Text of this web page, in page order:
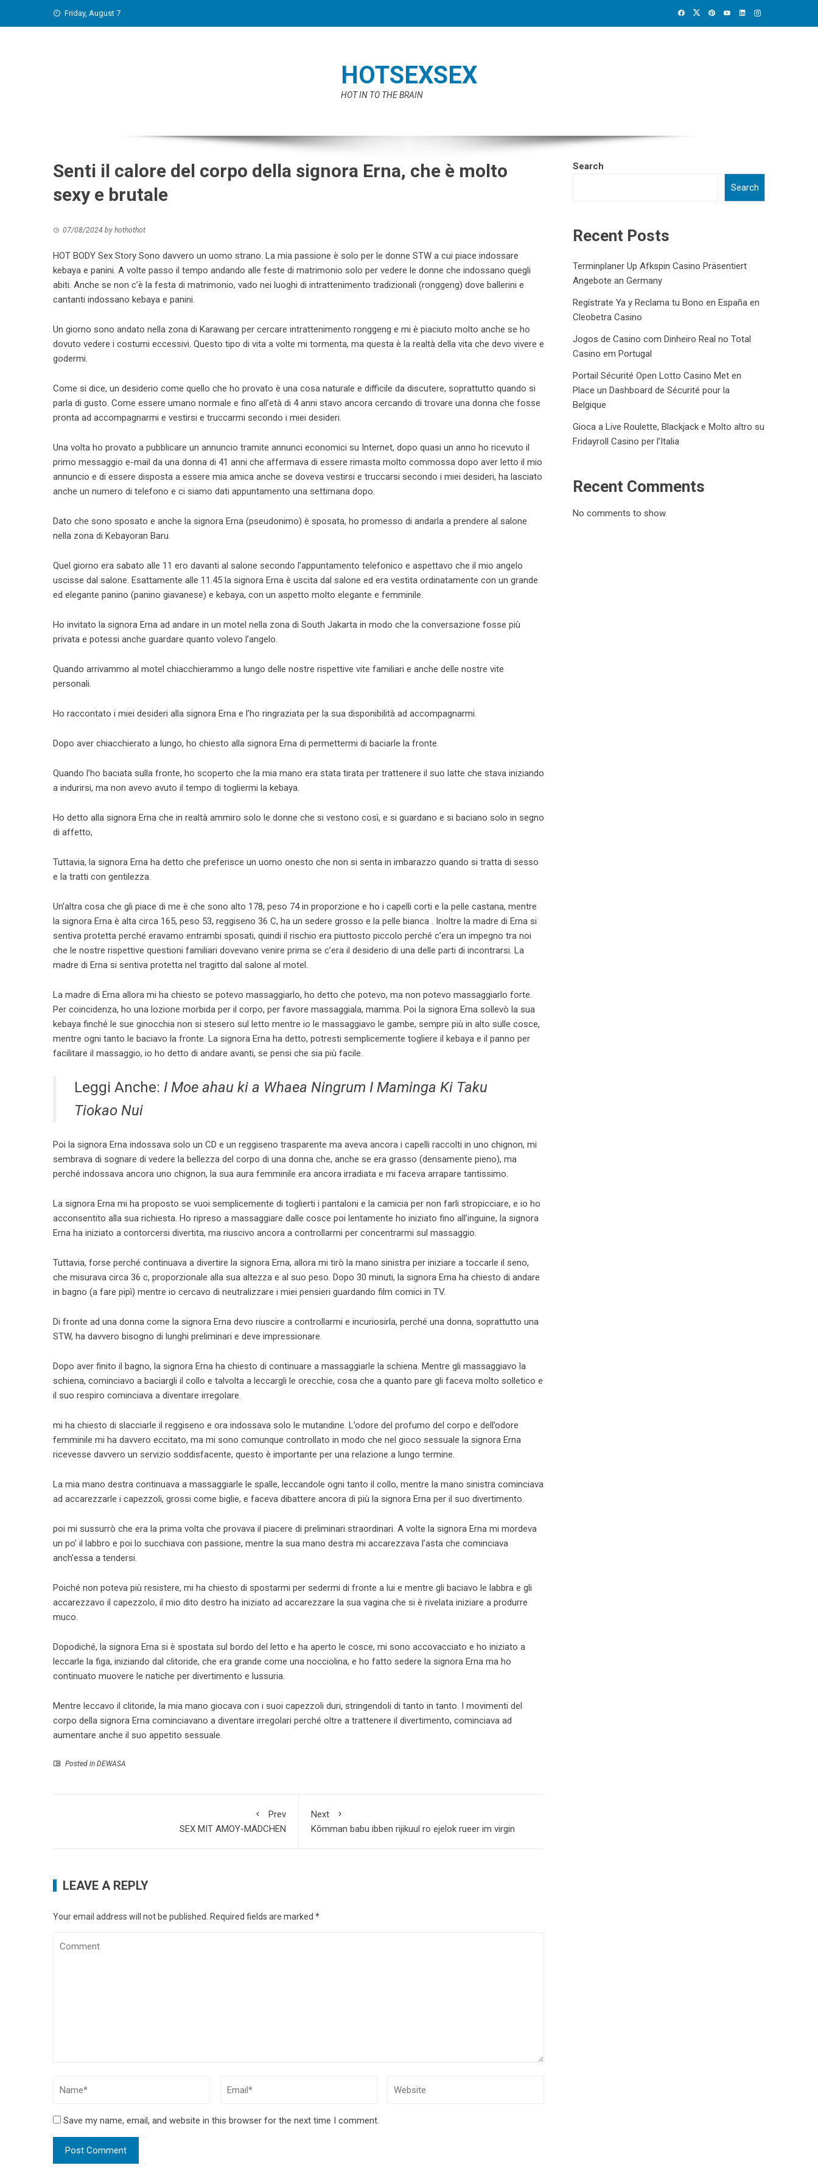
Friday, August 7
HOTSEXSEX
HOT IN TO THE BRAIN
Senti il ​​calore del corpo della signora Erna, che è molto
sexy e brutale
07/08/2024 by hothothot
HOT BODY Sex Story Sono davvero un uomo strano. La mia passione è solo per le donne STW a cui piace indossare
kebaya e panini. A volte passo il tempo andando alle feste di matrimonio solo per vedere le donne che indossano quegli
abiti. Anche se non c’è la festa di matrimonio, vado nei luoghi di intrattenimento tradizionali (ronggeng) dove ballerini e
cantanti indossano kebaya e panini.
Un giorno sono andato nella zona di Karawang per cercare intrattenimento ronggeng e mi è piaciuto molto anche se ho
dovuto vedere i costumi eccessivi. Questo tipo di vita a volte mi tormenta, ma questa è la realtà della vita che devo vivere e
godermi.
Come si dice, un desiderio come quello che ho provato è una cosa naturale e difficile da discutere, soprattutto quando si
parla di gusto. Come essere umano normale e fino all’età di 4 anni stavo ancora cercando di trovare una donna che fosse
pronta ad accompagnarmi e vestirsi e truccarmi secondo i miei desideri.
Una volta ho provato a pubblicare un annuncio tramite annunci economici su Internet, dopo quasi un anno ho ricevuto il
primo messaggio e-mail da una donna di 41 anni che affermava di essere rimasta molto commossa dopo aver letto il mio
annuncio e di essere disposta a essere mia amica anche se doveva vestirsi e truccarsi secondo i miei desideri, ha lasciato
anche un numero di telefono e ci siamo dati appuntamento una settimana dopo.
Dato che sono sposato e anche la signora Erna (pseudonimo) è sposata, ho promesso di andarla a prendere al salone
nella zona di Kebayoran Baru.
Quel giorno era sabato alle 11 ero davanti al salone secondo l’appuntamento telefonico e aspettavo che il mio angelo
uscisse dal salone. Esattamente alle 11.45 la signora Erna è uscita dal salone ed era vestita ordinatamente con un grande
ed elegante panino (panino giavanese) e kebaya, con un aspetto molto elegante e femminile.
Ho invitato la signora Erna ad andare in un motel nella zona di South Jakarta in modo che la conversazione fosse più
privata e potessi anche guardare quanto volevo l’angelo.
Quando arrivammo al motel chiacchierammo a lungo delle nostre rispettive vite familiari e anche delle nostre vite
personali.
Ho raccontato i miei desideri alla signora Erna e l’ho ringraziata per la sua disponibilità ad accompagnarmi.
Dopo aver chiacchierato a lungo, ho chiesto alla signora Erna di permettermi di baciarle la fronte.
Quando l’ho baciata sulla fronte, ho scoperto che la mia mano era stata tirata per trattenere il suo latte che stava iniziando
a indurirsi, ma non avevo avuto il tempo di togliermi la kebaya.
Ho detto alla signora Erna che in realtà ammiro solo le donne che si vestono così, e si guardano e si baciano solo in segno
di affetto,
Tuttavia, la signora Erna ha detto che preferisce un uomo onesto che non si senta in imbarazzo quando si tratta di sesso
e la tratti con gentilezza.
Un’altra cosa che gli piace di me è che sono alto 178, peso 74 in proporzione e ho i capelli corti e la pelle castana, mentre
la signora Erna è alta circa 165, peso 53, reggiseno 36 C, ha un sedere grosso e la pelle bianca . Inoltre la madre di Erna si
sentiva protetta perché eravamo entrambi sposati, quindi il rischio era piuttosto piccolo perché c’era un impegno tra noi
che le nostre rispettive questioni familiari dovevano venire prima se c’era il desiderio di una delle parti di incontrarsi. La
madre di Erna si sentiva protetta nel tragitto dal salone al motel.
La madre di Erna allora mi ha chiesto se potevo massaggiarlo, ho detto che potevo, ma non potevo massaggiarlo forte.
Per coincidenza, ho una lozione morbida per il corpo, per favore massaggiala, mamma. Poi la signora Erna sollevò la sua
kebaya finché le sue ginocchia non si stesero sul letto mentre io le massaggiavo le gambe, sempre più in alto sulle cosce,
mentre ogni tanto le baciavo la fronte. La signora Erna ha detto, potresti semplicemente togliere il kebaya e il panno per
facilitare il massaggio, io ho detto di andare avanti, se pensi che sia più facile.
Leggi Anche: I Moe ahau ki a Whaea Ningrum I Maminga Ki Taku
Tiokao Nui
Poi la signora Erna indossava solo un CD e un reggiseno trasparente ma aveva ancora i capelli raccolti in uno chignon, mi
sembrava di sognare di vedere la bellezza del corpo di una donna che, anche se era grasso (densamente pieno), ma
perché indossava ancora uno chignon, la sua aura femminile era ancora irradiata e mi faceva arrapare tantissimo.
La signora Erna mi ha proposto se vuoi semplicemente di toglierti i pantaloni e la camicia per non farli stropicciare, e io ho
acconsentito alla sua richiesta. Ho ripreso a massaggiare dalle cosce poi lentamente ho iniziato fino all’inguine, la signora
Erna ha iniziato a contorcersi divertita, ma riuscivo ancora a controllarmi per concentrarmi sul massaggio.
Tuttavia, forse perché continuava a divertire la signora Erna, allora mi tirò la mano sinistra per iniziare a toccarle il seno,
che misurava circa 36 c, proporzionale alla sua altezza e al suo peso. Dopo 30 minuti, la signora Erna ha chiesto di andare
in bagno (a fare pipì) mentre io cercavo di neutralizzare i miei pensieri guardando film comici in TV.
Di fronte ad una donna come la signora Erna devo riuscire a controllarmi e incuriosirla, perché una donna, soprattutto una
STW, ha davvero bisogno di lunghi preliminari e deve impressionare.
Dopo aver finito il bagno, la signora Erna ha chiesto di continuare a massaggiarle la schiena. Mentre gli massaggiavo la
schiena, cominciavo a baciargli il collo e talvolta a leccargli le orecchie, cosa che a quanto pare gli faceva molto solletico e
il suo respiro cominciava a diventare irregolare.
mi ha chiesto di slacciarle il reggiseno e ora indossava solo le mutandine. L’odore del profumo del corpo e dell’odore
femminile mi ha davvero eccitato, ma mi sono comunque controllato in modo che nel gioco sessuale la signora Erna
ricevesse davvero un servizio soddisfacente, questo è importante per una relazione a lungo termine.
La mia mano destra continuava a massaggiarle le spalle, leccandole ogni tanto il collo, mentre la mano sinistra cominciava
ad accarezzarle i capezzoli, grossi come biglie, e faceva dibattere ancora di più la signora Erna per il suo divertimento.
poi mi sussurrò che era la prima volta che provava il piacere di preliminari straordinari. A volte la signora Erna mi mordeva
un po’ il labbro e poi lo succhiava con passione, mentre la sua mano destra mi accarezzava l’asta che cominciava
anch’essa a tendersi.
Poiché non poteva più resistere, mi ha chiesto di spostarmi per sedermi di fronte a lui e mentre gli baciavo le labbra e gli
accarezzavo il capezzolo, il mio dito destro ha iniziato ad accarezzare la sua vagina che si è rivelata iniziare a produrre
muco.
Dopodiché, la signora Erna si è spostata sul bordo del letto e ha aperto le cosce, mi sono accovacciato e ho iniziato a
leccarle la figa, iniziando dal clitoride, che era grande come una nocciolina, e ho fatto sedere la signora Erna ma ho
continuato muovere le natiche per divertimento e lussuria.
Mentre leccavo il clitoride, la mia mano giocava con i suoi capezzoli duri, stringendoli di tanto in tanto. I movimenti del
corpo della signora Erna cominciavano a diventare irregolari perché oltre a trattenere il divertimento, cominciava ad
aumentare anche il suo appetito sessuale.
Posted in DEWASA
Prev
SEX MIT AMOY-MÄDCHEN
Next
Kōmman babu ibben rijikuul ro ejelok rueer im virgin
LEAVE A REPLY
Your email address will not be published. Required fields are marked *
Save my name, email, and website in this browser for the next time I comment.
Search
Search
Recent Posts
Terminplaner Up Afkspin Casino Präsentiert
Angebote an Germany
Regístrate Ya y Reclama tu Bono en España en
Cleobetra Casino
Jogos de Casino com Dinheiro Real no Total
Casino em Portugal
Portail Sécurité Open Lotto Casino Met en
Place un Dashboard de Sécurité pour la
Belgique
Gioca a Live Roulette, Blackjack e Molto altro su
Fridayroll Casino per l’Italia
Recent Comments
No comments to show.